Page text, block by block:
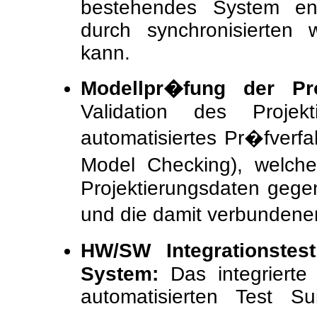
bestehendes System
durch synchronisierten
kann.
Modellpr�fung der
Validation des
automatisiertes
Model Checking),
Projektierungsdaten
und die damit
HW/SW
System: Das
automatisierten Test